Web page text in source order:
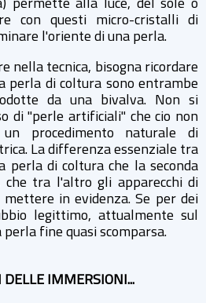
permette alla luce, del sole o
con questi micro-cristalli di
l'oriente di una perla.
nella tecnica, bisogna ricordare
perla di coltura sono entrambe
da una bivalva. Non si
di "perle artificiali" che cio non
procedimento naturale di
La differenza essenziale tra
perla di coltura che la seconda
che tra l'altro gli apparecchi di
mettere in evidenza. Se per dei
legittimo, attualmente sul
fine quasi scomparsa.
IMMERSIONI...